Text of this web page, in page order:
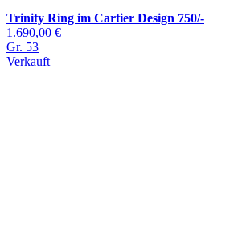
Trinity Ring im Cartier Design 750/-
1.690,00 €
Gr. 53
Verkauft